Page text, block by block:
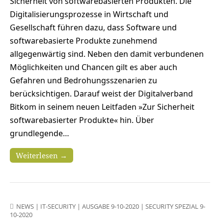
Digitalisierungsprozesse in Wirtschaft und
Gesellschaft führen dazu, dass Software und
softwarebasierte Produkte zunehmend
allgegenwärtig sind. Neben den damit verbundenen
Möglichkeiten und Chancen gilt es aber auch
Gefahren und Bedrohungsszenarien zu
berücksichtigen. Darauf weist der Digitalverband
Bitkom in seinem neuen Leitfaden »Zur Sicherheit
softwarebasierter Produkte« hin. Über
grundlegende…
Weiterlesen →
NEWS | IT-SECURITY | AUSGABE 9-10-2020 | SECURITY SPEZIAL 9-
10-2020